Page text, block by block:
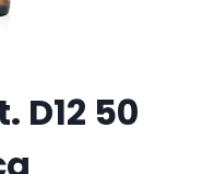
D12 50